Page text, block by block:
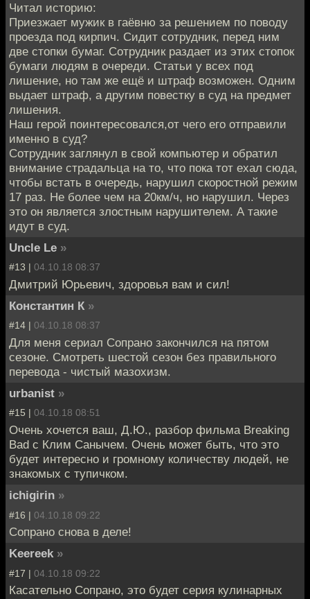
Читал историю:
Приезжает мужик в гаёвню за решением по поводу
проезда под кирпич. Сидит сотрудник, перед ним
две стопки бумаг. Сотрудник раздает из этих стопок
бумаги людям в очереди. Статьи у всех под
лишение, но там же ещё и штраф возможен. Одним
выдает штраф, а другим повестку в суд на предмет
лишения.
Наш герой поинтересовался,от чего его отправили
именно в суд?
Сотрудник заглянул в свой компьютер и обратил
внимание страдальца на то, что пока тот ехал сюда,
чтобы встать в очередь, нарушил скоростной режим
17 раз. Не более чем на 20км/ч, но нарушил. Через
это он является злостным нарушителем. А такие
идут в суд.
Uncle Le »
#13 | 04.10.18 08:37
Дмитрий Юрьевич, здоровья вам и сил!
Константин К »
#14 | 04.10.18 08:37
Для меня сериал Сопрано закончился на пятом
сезоне. Смотреть шестой сезон без правильного
перевода - чистый мазохизм.
urbanist »
#15 | 04.10.18 08:51
Очень хочется ваш, Д.Ю., разбор фильма Breaking
Bad с Клим Санычем. Очень может быть, что это
будет интересно и громному количеству людей, не
знакомых с тупичком.
ichigirin »
#16 | 04.10.18 09:22
Сопрано снова в деле!
Keereek »
#17 | 04.10.18 09:22
Касательно Сопрано, это будет серия кулинарных